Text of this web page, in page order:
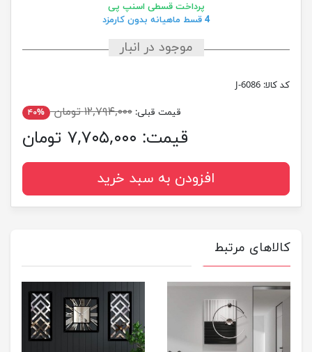
پرداخت قسطی اسنپ پی
4 قسط ماهیانه بدون کارمزد
موجود در انبار
کد کالا: J-6086
قیمت قبلی: ۱۲,۷۹۴,۰۰۰ تومان ۴۰%
قیمت: ۷,۷۰۵,۰۰۰ تومان
افزودن به سبد خرید
کالاهای مرتبط